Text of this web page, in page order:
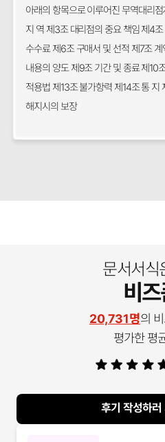
아래의 항목으로 이루어진 무역대리
지 역 제3조 대리점의 중요 책임 제4
수수료 제6조 구매서 및 선적 제7조
내용의 양도 제9조 기간 및 종료 제10
적용법 제13조 불가항력 제14조 통 지
해지시의 보장
문서서식
비
20,731명의
평가한 평
후기 작성하러